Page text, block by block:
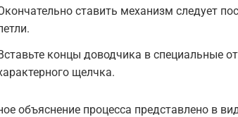
ставить механизм следует
концы доводчика в специальные
щелчка.
объяснение процесса представлено в